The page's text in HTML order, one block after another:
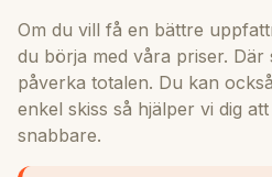
Om du vill få en bättre
du börja med våra priser. Där
påverka totalen. Du kan
enkel skiss så hjälper vi dig
snabbare.